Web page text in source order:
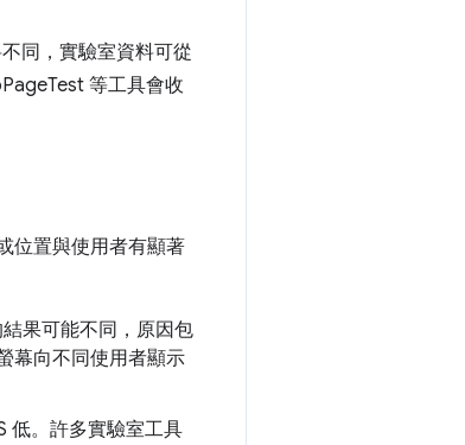
同，實驗室資料可從
等工具會收
位置與使用者有顯著
果可能不同，原因包
幕向不同使用者顯示
低。許多實驗室工具